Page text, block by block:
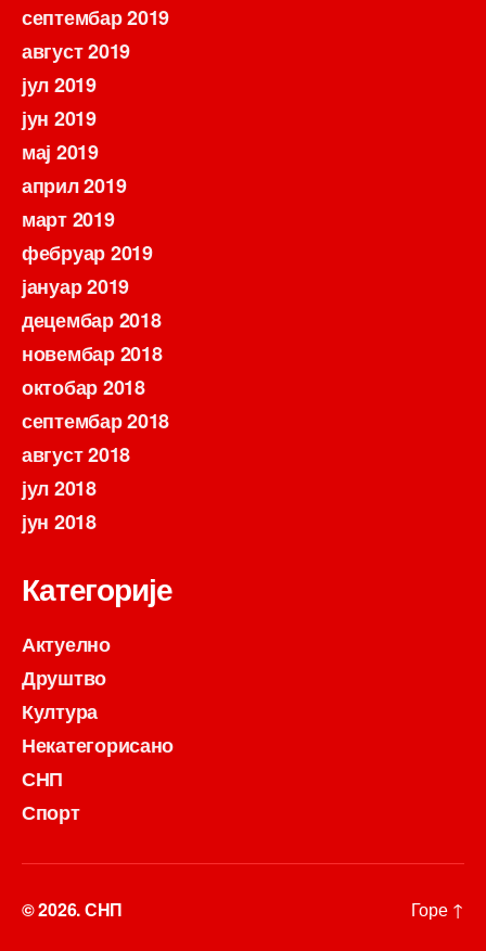
септембар 2019
август 2019
јул 2019
јун 2019
мај 2019
април 2019
март 2019
фебруар 2019
јануар 2019
децембар 2018
новембар 2018
октобар 2018
септембар 2018
август 2018
јул 2018
јун 2018
Категорије
Актуелно
Друштво
Култура
Некатегорисано
СНП
Спорт
© 2026.СНП Горе ↑